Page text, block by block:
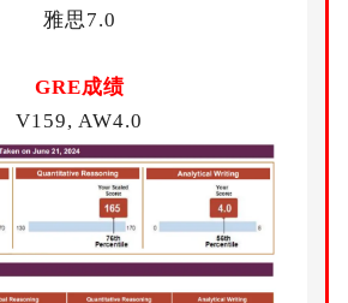
雅思7.0
GRE成绩
V159, AW4.0